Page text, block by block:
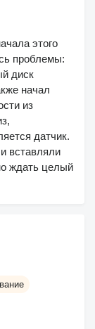
этого
проблемы:
диск
начал
из
датчик.
вставляли
ждать целый